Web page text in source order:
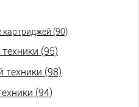
картриджей (90)
(95)
техники (98)
(94)